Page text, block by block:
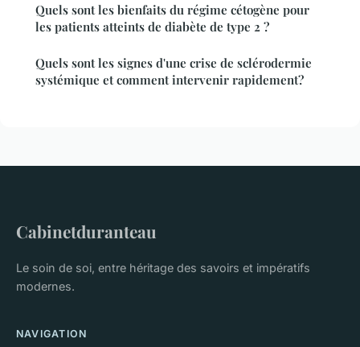
Quels sont les bienfaits du régime cétogène pour
les patients atteints de diabète de type 2 ?
Quels sont les signes d'une crise de sclérodermie
systémique et comment intervenir rapidement?
Cabinetduranteau
Le soin de soi, entre héritage des savoirs et impératifs
modernes.
NAVIGATION